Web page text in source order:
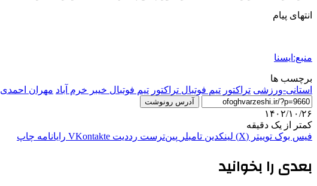
انتهای پیام
منبع:ایسنا
برچسب ها
استانی-ورزشی تراکتور تيم فوتبال تراكتور تیم فوتبال خیبر خرم آباد مهران احمدی
آدرس رونوشت
۱۴۰۲/۱۰/۲۶
کمتر از یک دقیقه
فیس بوک توییتر (X) لینکدین ‫تامبلر ‫پین‌ترست ‫رددیت ‫VKontakte رایانامه چاپ
بعدی را بخوانید